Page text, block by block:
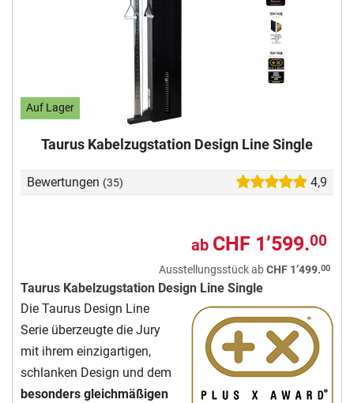
Auf Lager
Taurus Kabelzugstation Design Line Single
Bewertungen (35) 4,9
ab CHF 1’599.00
Ausstellungsstück abCHF 1’499.00
Taurus Kabelzugstation Design Line Single
Die Taurus Design Line
Serie überzeugte die Jury
mit ihrem einzigartigen,
schlanken Design und dem
besonders gleichmäßigen